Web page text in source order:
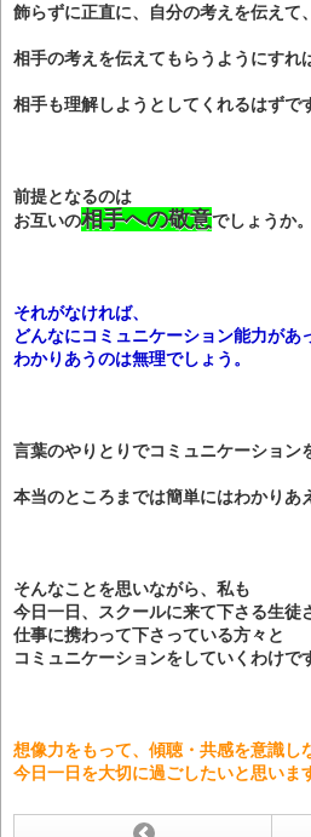
飾らずに正直に、自分の考えを伝えて、
相手の考えを伝えてもらうようにすれ
相手も理解しようとしてくれるはずで
前提となるのは
お互いの相手への敬意でしょうか。
それがなければ、
どんなにコミュニケーション能力があ
わかりあうのは無理でしょう。
言葉のやりとりでコミュニケーション
本当のところまでは簡単にはわかりあ
そんなことを思いながら、私も
今日一日、スクールに来て下さる生徒
仕事に携わって下さっている方々と
コミュニケーションをしていくわけで
想像力をもって、傾聴・共感を意識し
今日一日を大切に過ごしたいと思いま